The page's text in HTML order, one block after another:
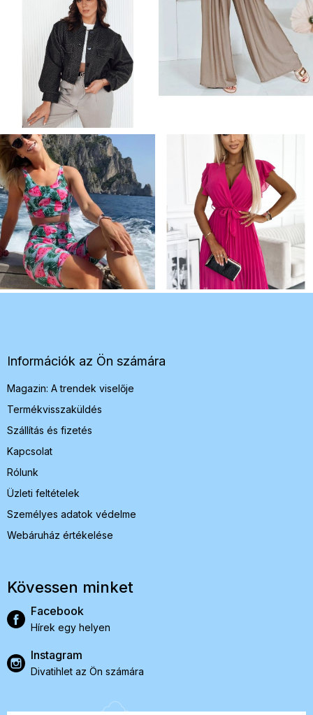
Információk az Ön számára
Magazin: A trendek viselője
Termékvisszaküldés
Szállítás és fizetés
Kapcsolat
Rólunk
Üzleti feltételek
Személyes adatok védelme
Webáruház értékelése
Kövessen minket
Facebook
Hírek egy helyen
Instagram
Divatihlet az Ön számára